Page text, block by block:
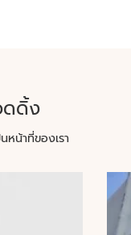
ดดิ้ง
หน้าที่ของเรา